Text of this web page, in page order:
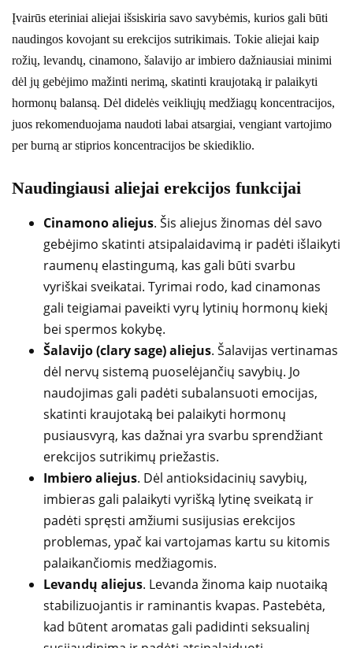
Įvairūs eteriniai aliejai išsiskiria savo savybėmis, kurios gali būti
naudingos kovojant su erekcijos sutrikimais. Tokie aliejai kaip
rožių, levandų, cinamono, šalavijo ar imbiero dažniausiai minimi
dėl jų gebėjimo mažinti nerimą, skatinti kraujotaką ir palaikyti
hormonų balansą. Dėl didelės veikliųjų medžiagų koncentracijos,
juos rekomenduojama naudoti labai atsargiai, vengiant vartojimo
per burną ar stiprios koncentracijos be skiediklio.
Naudingiausi aliejai erekcijos funkcijai
Cinamono aliejus. Šis aliejus žinomas dėl savo
gebėjimo skatinti atsipalaidavimą ir padėti išlaikyti
raumenų elastingumą, kas gali būti svarbu
vyriškai sveikatai. Tyrimai rodo, kad cinamonas
gali teigiamai paveikti vyrų lytinių hormonų kiekį
bei spermos kokybę.
Šalavijo (clary sage) aliejus. Šalavijas vertinamas
dėl nervų sistemą puoselėjančių savybių. Jo
naudojimas gali padėti subalansuoti emocijas,
skatinti kraujotaką bei palaikyti hormonų
pusiausvyrą, kas dažnai yra svarbu sprendžiant
erekcijos sutrikimų priežastis.
Imbiero aliejus. Dėl antioksidacinių savybių,
imbieras gali palaikyti vyrišką lytinę sveikatą ir
padėti spręsti amžiumi susijusias erekcijos
problemas, ypač kai vartojamas kartu su kitomis
palaikančiomis medžiagomis.
Levandų aliejus. Levanda žinoma kaip nuotaiką
stabilizuojantis ir raminantis kvapas. Pastebėta,
kad būtent aromatas gali padidinti seksualinį